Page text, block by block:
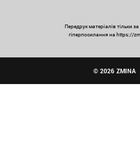
Передрук матеріалів тільки
гіперпосилання на https://
© 2026 ZMINA